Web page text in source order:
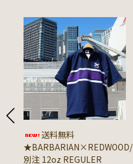
送料無料
★BARBARIAN×REDWOOD/
別注 12oz REGULER